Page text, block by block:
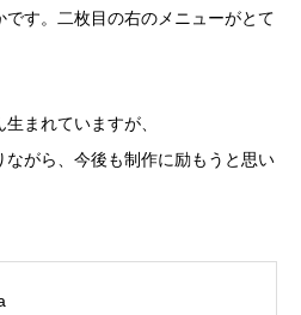
す。二枚目の右のメニューがとて
まれていますが、
がら、今後も制作に励もうと思い